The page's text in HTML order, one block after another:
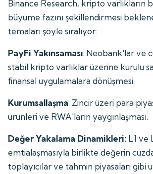
Binance Research, kripto varlıkların
büyüme fazını şekillendirmesi
temaları şöyle sıralıyor:
PayFi Yakınsaması: Neobank'lar ve
stabil kripto varlıklar üzerine kurulu
finansal uygulamalara dönüşmesi.
Kurumsallaşma: Zincir üzeri para
ürünleri ve RWA'ların yaygınlaşması.
Değer Yakalama Dinamikleri: L1 ve
emtialaşmasıyla birlikte değerin
toplayıcılar ve tahmin piyasaları gibi